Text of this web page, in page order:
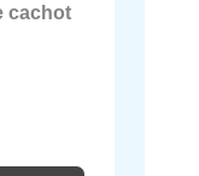
cachot